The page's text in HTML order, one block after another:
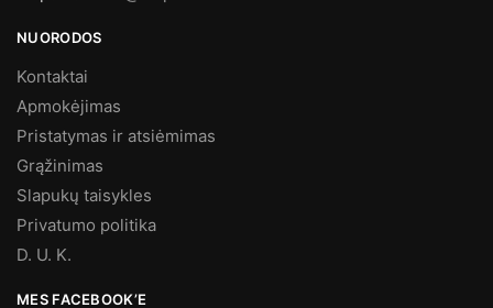
NUORODOS
Kontaktai
Apmokėjimas
Pristatymas ir atsiėmimas
Grąžinimas
Slapukų taisykles
Privatumo politika
D. U. K.
MES FACEBOOK’E